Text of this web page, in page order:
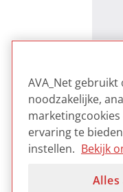
AVA_Net
noodzakelijke,
ervaring te
instellen. Bekijk